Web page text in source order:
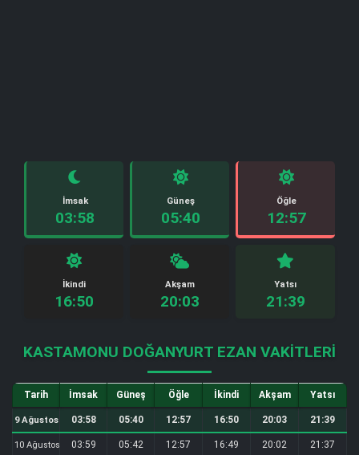
İmsak
03:58
Güneş
05:40
Öğle
12:57
İkindi
16:50
Akşam
20:03
Yatsı
21:39
KASTAMONU DOĞANYURT EZAN VAKITLERI
Tarih İmsak Güneş Öğle İkindi Akşam Yatsı
9 Ağustos 03:58 05:40 12:57 16:50 20:03 21:39
10 Ağustos 03:59 05:42 12:57 16:49 20:02 21:37